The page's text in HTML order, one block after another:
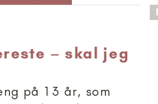
– skal jeg
på 13 år, som